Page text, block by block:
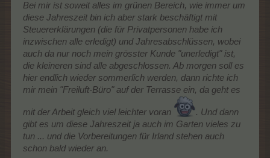
Bei mir ist soweit alles im grünen Bereich, wie immer um
diese Jahreszeit bin ich aber stark beschäftigt mit
Steuererklärungen (die für Privatpersonen habe ich
inzwischen alle erledigt) und Jahresabschlüssen, wobei
auch da nur noch mein grösster Kunde "unerledigt" ist,
die kleineren sind alle abgeschlossen. Ab morgen soll es
hier endlich wieder sommerlich werden, dann richte ich
mir mein "Freiluft-Büro" auf der Terrasse ein, da geht es
mit der Arbeit gleich viel leichter voran
. Und dann
gibt es um diese Jahreszeit ja auch im Garten vieles zu
tun ... und die Vorbereitungen für Irland stehen auch
schon bald wieder an.